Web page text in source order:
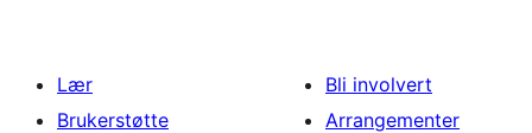
Lær
Brukerstøtte
Bli involvert
Arrangementer